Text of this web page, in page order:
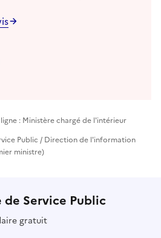
: Ministère chargé de l'intérieur
Public / Direction de l'information
ministre)
Service Public
gratuit